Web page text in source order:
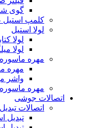
گوی
کلمپ استیل
لولا استیل
لولا
لولا
مهره
مهره
واشر
مهره
اتصالات جوشی
اتصالات تبدیل
تبدیل